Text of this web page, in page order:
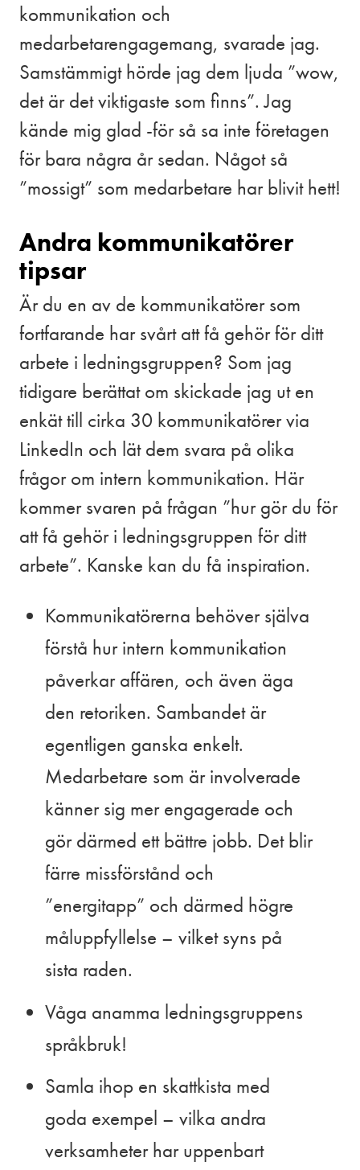
kommunikation och
medarbetarengagemang, svarade jag.
Samstämmigt hörde jag dem ljuda ”wow,
det är det viktigaste som finns”. Jag
kände mig glad -för så sa inte företagen
för bara några år sedan. Något så
”mossigt” som medarbetare har blivit hett!
Andra kommunikatörer
tipsar
Är du en av de kommunikatörer som
fortfarande har svårt att få gehör för ditt
arbete i ledningsgruppen? Som jag
tidigare berättat om skickade jag ut en
enkät till cirka 30 kommunikatörer via
LinkedIn och lät dem svara på olika
frågor om intern kommunikation. Här
kommer svaren på frågan ”hur gör du för
att få gehör i ledningsgruppen för ditt
arbete”. Kanske kan du få inspiration.
Kommunikatörerna behöver själva
förstå hur intern kommunikation
påverkar affären, och även äga
den retoriken. Sambandet är
egentligen ganska enkelt.
Medarbetare som är involverade
känner sig mer engagerade och
gör därmed ett bättre jobb. Det blir
färre missförstånd och
”energitapp” och därmed högre
måluppfyllelse – vilket syns på
sista raden.
Våga anamma ledningsgruppens
språkbruk!
Samla ihop en skattkista med
goda exempel – vilka andra
verksamheter har uppenbart